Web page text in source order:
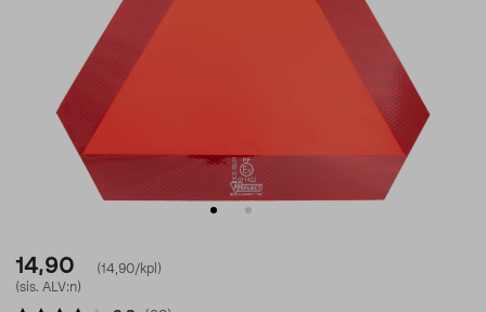
14,90
(14,90/kpl)
(sis. ALV:n)